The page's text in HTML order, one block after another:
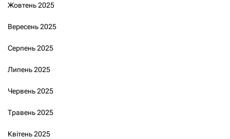
Жовтень 2025
Вересень 2025
Серпень 2025
Липень 2025
Червень 2025
Травень 2025
Квітень 2025